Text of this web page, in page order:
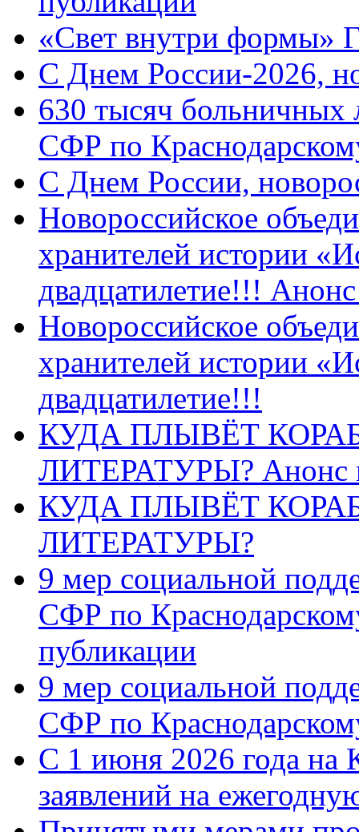
«Свет внутри формы»
C Днем России-2026,
630 тысяч больничных
СФР по
C Днем России,
Новороссийское
хранителей истории
двадцатилетие!!!
Новороссийское
хранителей истории
двадцатилетие!!!
КУДА ПЛЫВЁТ
ЛИТЕРАТУРЫ? Анонс
КУДА ПЛЫВЁТ
ЛИТЕРАТУРЫ?
9 мер социальной
СФР по
публикации
9 мер социальной
СФР по
С 1 июня 2026 года на
заявлений на